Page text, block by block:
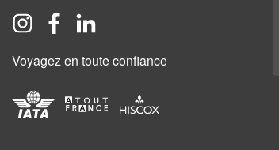
Voyagez en toute confiance